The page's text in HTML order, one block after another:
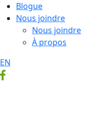
Blogue
Nous joindre
Nous joindre
À propos
EN